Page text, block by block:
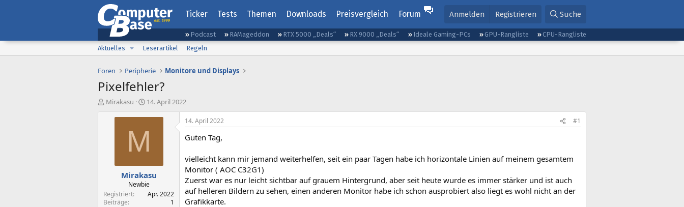
Ticker Tests Themen Downloads Preisvergleich Forum Anmelden Registrieren Suche
Podcast RAMageddon RTX 5000 „Deals“ RX 9000 „Deals“ Ideale Gaming-PCs GPU-Rangliste
CPU-Rangliste
Aktuelles
Leserartikel Regeln
Foren Peripherie Monitore und Displays
Pixelfehler?
E
Mirakasu
E
s
e
t
a
m
14. April 2022
M
Mirakasu
Newbie
Registriert
Apr. 2022
Beiträge
1
14. April 2022 #1
Guten Tag,
vielleicht kann mir jemand weiterhelfen, seit ein paar Tagen habe ich horizontale Linien auf meinem gesamtem
Monitor ( AOC C32G1)
Zuerst war es nur leicht sichtbar auf grauem Hintergrund, aber seit heute wurde es immer stärker und ist auch
auf helleren Bildern zu sehen, einen anderen Monitor habe ich schon ausprobiert also liegt es wohl nicht an der
Grafikkarte.